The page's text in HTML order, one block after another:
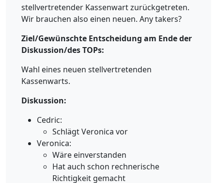
stellvertretender Kassenwart zurückgetreten.
Wir brauchen also einen neuen. Any takers?
Ziel/Gewünschte Entscheidung am Ende der
Diskussion/des TOPs:
Wahl eines neuen stellvertretenden
Kassenwarts.
Diskussion:
Cedric:
Schlägt Veronica vor
Veronica:
Wäre einverstanden
Hat auch schon rechnerische
Richtigkeit gemacht